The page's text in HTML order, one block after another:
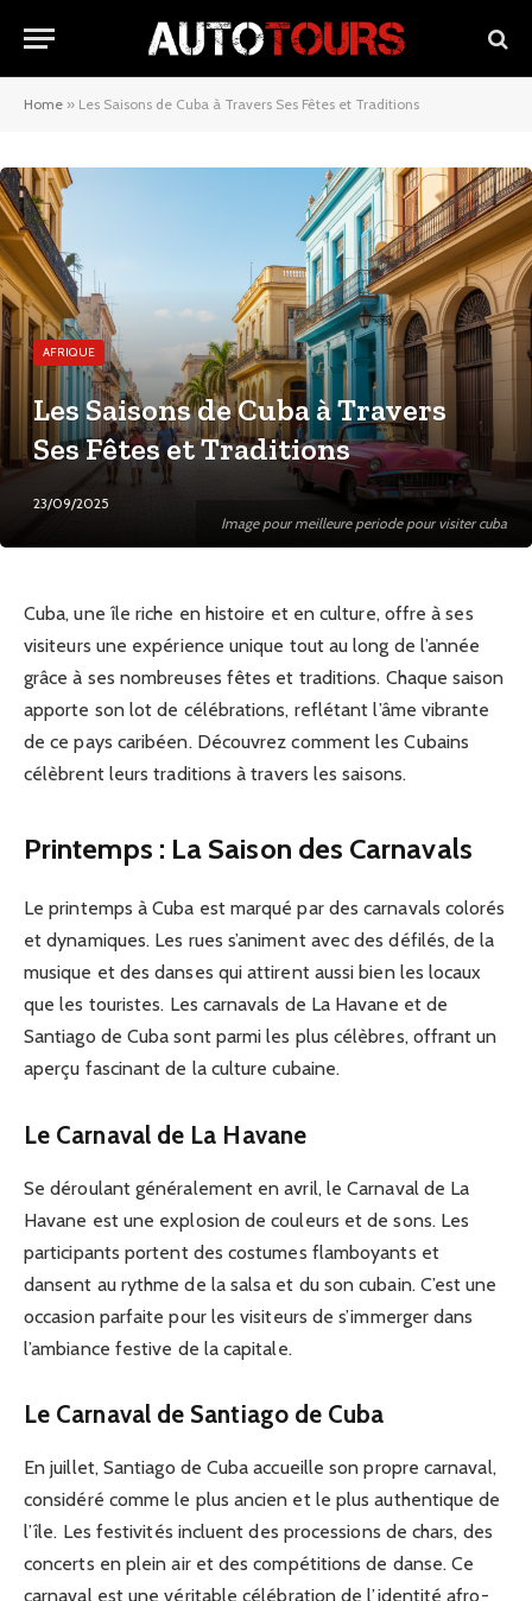
Home » Les Saisons de Cuba à Travers Ses Fêtes et Traditions
Image pour meilleure periode pour visiter cuba
AFRIQUE
Les Saisons de Cuba à Travers
Ses Fêtes et Traditions
23/09/2025
Cuba, une île riche en histoire et en culture, offre à ses
visiteurs une expérience unique tout au long de l’année
grâce à ses nombreuses fêtes et traditions. Chaque saison
apporte son lot de célébrations, reflétant l’âme vibrante
de ce pays caribéen. Découvrez comment les Cubains
célèbrent leurs traditions à travers les saisons.
Printemps : La Saison des Carnavals
Le printemps à Cuba est marqué par des carnavals colorés
et dynamiques. Les rues s’animent avec des défilés, de la
musique et des danses qui attirent aussi bien les locaux
que les touristes. Les carnavals de La Havane et de
Santiago de Cuba sont parmi les plus célèbres, offrant un
aperçu fascinant de la culture cubaine.
Le Carnaval de La Havane
Se déroulant généralement en avril, le Carnaval de La
Havane est une explosion de couleurs et de sons. Les
participants portent des costumes flamboyants et
dansent au rythme de la salsa et du son cubain. C’est une
occasion parfaite pour les visiteurs de s’immerger dans
l’ambiance festive de la capitale.
Le Carnaval de Santiago de Cuba
En juillet, Santiago de Cuba accueille son propre carnaval,
considéré comme le plus ancien et le plus authentique de
l’île. Les festivités incluent des processions de chars, des
concerts en plein air et des compétitions de danse. Ce
carnaval est une véritable célébration de l’identité afro-